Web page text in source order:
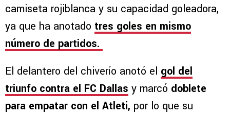
camiseta rojiblanca y su capacidad goleadora,
ya que ha anotado tres goles en mismo
número de partidos.
El delantero del chiverío anotó el gol del
triunfo contra el FC Dallas y marcó doblete
para empatar con el Atleti, por lo que su